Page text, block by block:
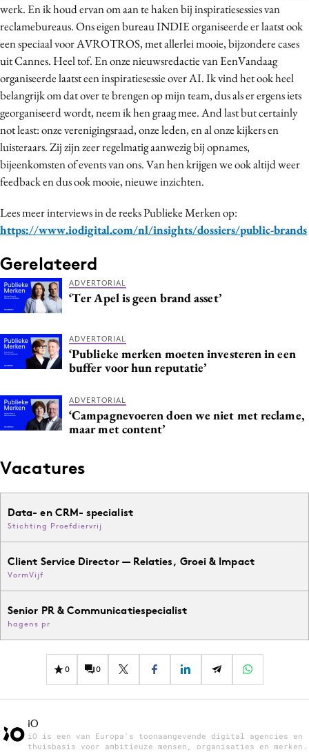
werk. En ik houd ervan om aan te haken bij inspiratiesessies van
reclamebureaus. Ons eigen bureau INDIE organiseerde er laatst ook
een speciaal voor AVROTROS, met allerlei mooie, bijzondere cases
uit Cannes. Heel tof. En onze nieuwsredactie van EenVandaag
organiseerde laatst een inspiratiesessie over AI. Ik vind het ook heel
belangrijk om dat over te brengen op mijn team, dus als er ergens iets
georganiseerd wordt, neem ik hen graag mee. And last but certainly
not least: onze verenigingsraad, onze leden, en al onze kijkers en
luisteraars. Zij zijn zeer regelmatig aanwezig bij opnames,
bijeenkomsten of events van ons. Van hen krijgen we ook altijd weer
feedback en dus ook mooie, nieuwe inzichten.
Lees meer interviews in de reeks Publieke Merken op:
https://www.iodigital.com/nl/insights/dossiers/public-brands
Gerelateerd
ADVERTORIAL
‘Ter Apel is geen brand asset’
ADVERTORIAL
‘Publieke merken moeten investeren in een
buffer voor hun reputatie’
ADVERTORIAL
‘Campagnevoeren doen we niet met reclame,
maar met content’
Vacatures
Data- en CRM- specialist
Stichting Proefdiervrij
Client Service Director — Relaties, Groei & Impact
VormVijf
Senior PR & Communicatiespecialist
hagens pr
0 0
iO
iO is een van Europa's toonaangevende digital agencies en
thuisbasis voor ambitieuze mensen, organisaties en merken.